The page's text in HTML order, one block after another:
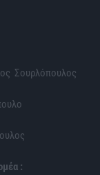
Σουρλόπουλος
: